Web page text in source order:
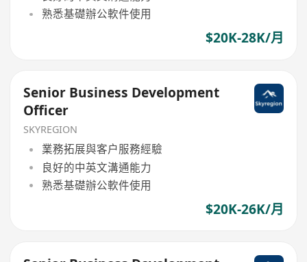
熟悉基礎辦公軟件使用
$20K-28K/月
Senior Business Development
Officer
SKYREGION
業務拓展與客户服務經驗
良好的中英文溝通能力
熟悉基礎辦公軟件使用
$20K-26K/月